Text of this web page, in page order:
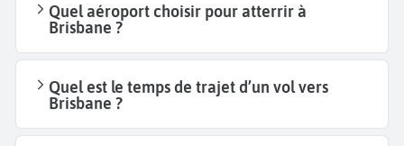
Quel aéroport choisir pour atterrir à
Brisbane ?
Quel est le temps de trajet d’un vol vers
Brisbane ?